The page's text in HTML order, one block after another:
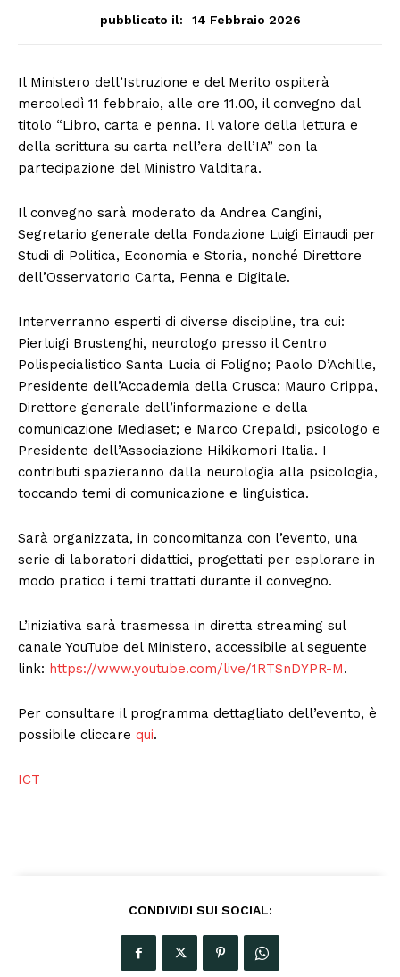
pubblicato il: 14 Febbraio 2026
Il Ministero dell’Istruzione e del Merito ospiterà
mercoledì 11 febbraio, alle ore 11.00, il convegno dal
titolo “Libro, carta e penna. Il valore della lettura e
della scrittura su carta nell’era dell’IA” con la
partecipazione del Ministro Valditara.
Il convegno sarà moderato da Andrea Cangini,
Segretario generale della Fondazione Luigi Einaudi per
Studi di Politica, Economia e Storia, nonché Direttore
dell’Osservatorio Carta, Penna e Digitale.
Interverranno esperti di diverse discipline, tra cui:
Pierluigi Brustenghi, neurologo presso il Centro
Polispecialistico Santa Lucia di Foligno; Paolo D’Achille,
Presidente dell’Accademia della Crusca; Mauro Crippa,
Direttore generale dell’informazione e della
comunicazione Mediaset; e Marco Crepaldi, psicologo e
Presidente dell’Associazione Hikikomori Italia. I
contributi spazieranno dalla neurologia alla psicologia,
toccando temi di comunicazione e linguistica.
Sarà organizzata, in concomitanza con l’evento, una
serie di laboratori didattici, progettati per esplorare in
modo pratico i temi trattati durante il convegno.
L’iniziativa sarà trasmessa in diretta streaming sul
canale YouTube del Ministero, accessibile al seguente
link: https://www.youtube.com/live/1RTSnDYPR-M.
Per consultare il programma dettagliato dell’evento, è
possibile cliccare qui.
ICT
CONDIVIDI SUI SOCIAL: